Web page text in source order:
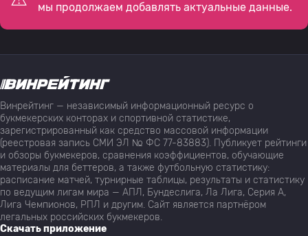
мы продолжаем добавлять актуальные данные.
Винрейтинг — независимый информационный ресурс о
букмекерских конторах и спортивной статистике,
зарегистрированный как средство массовой информации
(реестровая запись СМИ ЭЛ № ФС 77-83883). Публикует рейтинги
и обзоры букмекеров, сравнения коэффициентов, обучающие
материалы для беттеров, а также футбольную статистику:
расписание матчей, турнирные таблицы, результаты и статистику
по ведущим лигам мира — АПЛ, Бундеслига, Ла Лига, Серия А,
Лига Чемпионов, РПЛ и другим. Сайт является партнёром
легальных российских букмекеров.
Скачать приложение